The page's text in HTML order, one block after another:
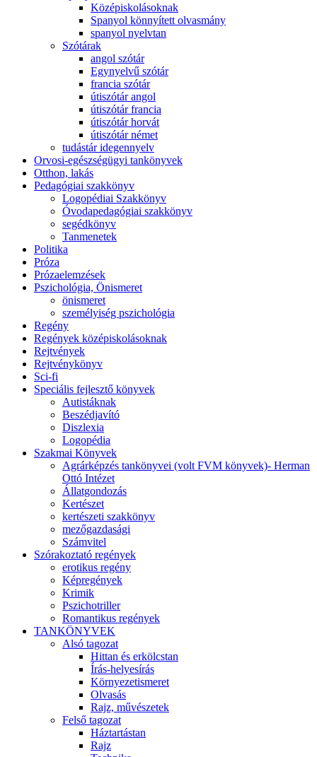
Középiskolásoknak
Spanyol könnyített olvasmány
spanyol nyelvtan
Szótárak
angol szótár
Egynyelvű szótár
francia szótár
útiszótár angol
útiszótár francia
útiszótár horvát
útiszótár német
tudástár idegennyelv
Orvosi-egészségügyi tankönyvek
Otthon, lakás
Pedagógiai szakkönyv
Logopédiai Szakkönyv
Óvodapedagógiai szakkönyv
segédkönyv
Tanmenetek
Politika
Próza
Prózaelemzések
Pszichológia, Önismeret
önismeret
személyiség pszichológia
Regény
Regények középiskolásoknak
Rejtvények
Rejtvénykönyv
Sci-fi
Speciális fejlesztő könyvek
Autistáknak
Beszédjavító
Diszlexia
Logopédia
Szakmai Könyvek
Agrárképzés tankönyvei (volt FVM könyvek)- Herman
Ottó Intézet
Állatgondozás
Kertészet
kertészeti szakkönyv
mezőgazdasági
Számvitel
Szórakoztató regények
erotikus regény
Képregények
Krimik
Pszichotriller
Romantikus regények
TANKÖNYVEK
Alsó tagozat
Hittan és erkölcstan
Írás-helyesírás
Környezetismeret
Olvasás
Rajz, művészetek
Felső tagozat
Háztartástan
Rajz